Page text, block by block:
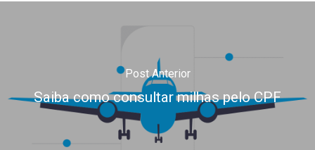
Post Anterior
Saiba como consultar milhas pelo CPF